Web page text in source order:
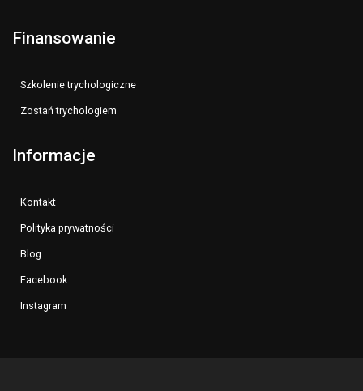
Finansowanie
Szkolenie trychologiczne
Zostań trychologiem
Informacje
Kontakt
Polityka prywatności
Blog
Facebook
Instagram